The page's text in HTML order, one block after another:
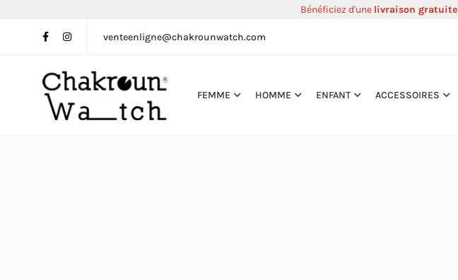
Bénéficiez d'une livraison gratuite
venteenligne@chakrounwatch.com
FEMME HOMME ENFANT ACCESSOIRES